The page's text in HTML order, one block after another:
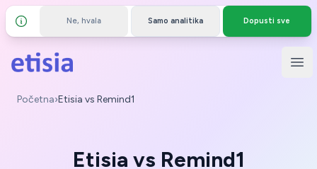
Detalji i privatnost
Ne, hvala Samo analitika Dopusti sve
Preskoči na glavni sadržaj
Etisia
Početna›Etisia vs Remind1
Etisia vs Remind1